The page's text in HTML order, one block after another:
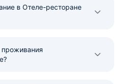
в Отеле-ресторане